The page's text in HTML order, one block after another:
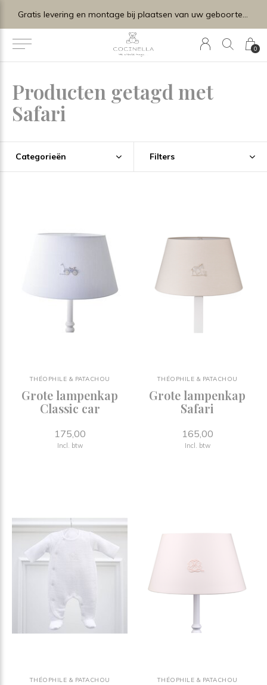
0
Gratis levering en montage bij plaatsen van uw geboortelijstje.
Producten getagd met
Safari
Categorieën Filters
THÉOPHILE & PATACHOU
Grote lampenkap
Classic car
175,00
Incl. btw
THÉOPHILE & PATACHOU
Grote lampenkap
Safari
165,00
Incl. btw
THÉOPHILE & PATACHOU THÉOPHILE & PATACHOU